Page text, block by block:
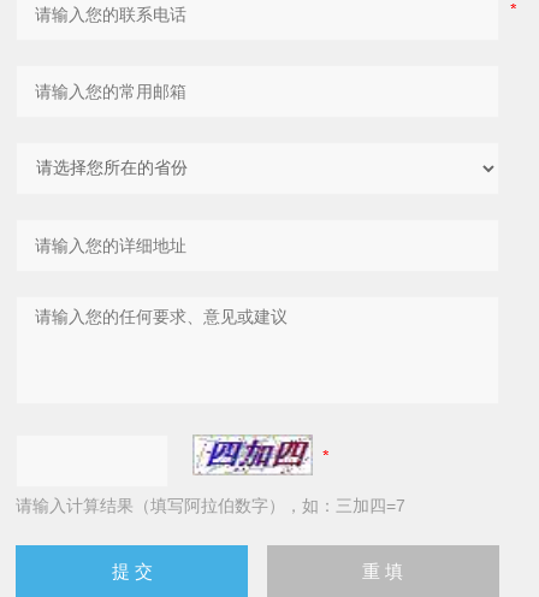
请输入计算结果（填写阿拉伯数字），如：三加四=7